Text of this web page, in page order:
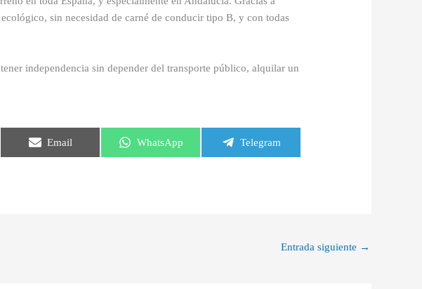
sin necesidad de carné de conducir tipo B, y con todas
independencia sin depender del transporte público, alquilar un
Compartir
Email
Compartir
WhatsApp
Compartir
Telegram
Entrada siguiente →